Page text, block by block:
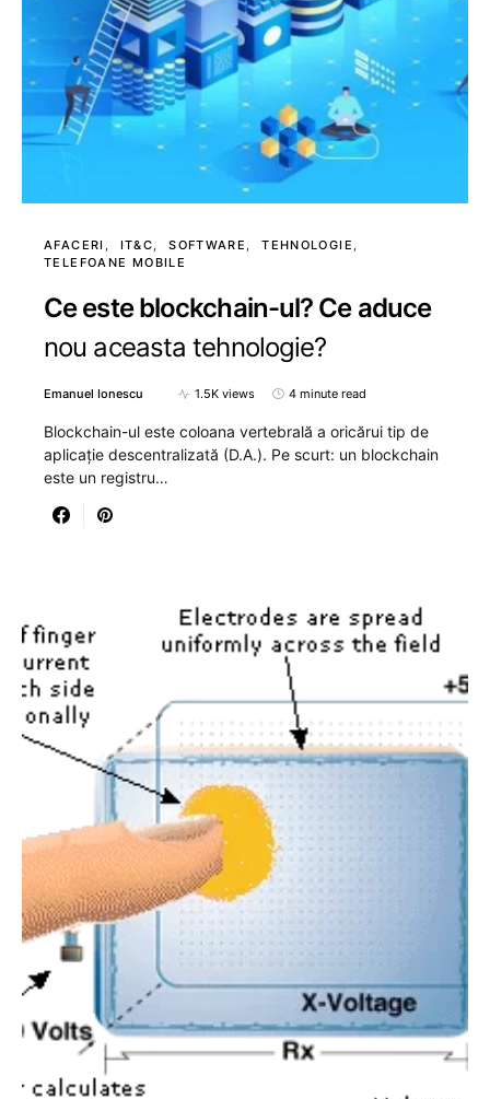
AFACERI IT&C SOFTWARE
TEHNOLOGIE
TELEFOANE MOBILE
Ce este blockchain-ul? Ce aduce
nou aceasta tehnologie?
Emanuel Ionescu 1.5K views 4 minute read
Blockchain-ul este coloana vertebrală a oricărui tip de
aplicație descentralizată (D.A.). Pe scurt: un blockchain
este un registru…